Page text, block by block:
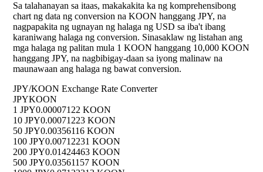
Sa talahanayan sa itaas, makakakita ka ng komprehensibong
chart ng data ng conversion na KOON hanggang JPY, na
nagpapakita ng ugnayan ng halaga ng USD sa iba't ibang
karaniwang halaga ng conversion. Sinasaklaw ng listahan ang
mga halaga ng palitan mula 1 KOON hanggang 10,000 KOON
hanggang JPY, na nagbibigay-daan sa iyong malinaw na
maunawaan ang halaga ng bawat conversion.
JPY/KOON Exchange Rate Converter
JPYKOON
1 JPY0.00007122 KOON
10 JPY0.00071223 KOON
50 JPY0.00356116 KOON
100 JPY0.00712231 KOON
200 JPY0.01424463 KOON
500 JPY0.03561157 KOON